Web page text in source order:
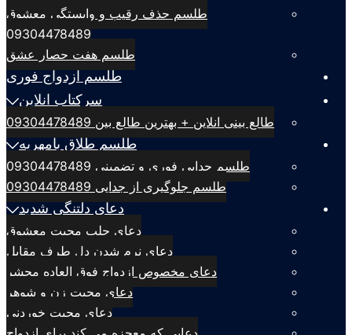
طلسم حذف رقیب و وابستگی معشوق
09304478489
طلسم هفت حصار عشق
طلسم ازدواج فوری
سرکتاب انلاین
طالع بینی انلاین + بهترین طالع بین 09304478489
طلسم طلاق بامهریه
طلسم جدایی فوری و تضمینی 09304478489
طلسم جلوگیری از جدایی 09304478489
دعای دلتنگی شدید
دعای جلب محبت معشوق
دعای نرم شدن دل طرف مقابل
دعای مخصوص ازدواج فوق العاده محشر
دعای محبت زن و شوهر
دعای محبت خوردنی